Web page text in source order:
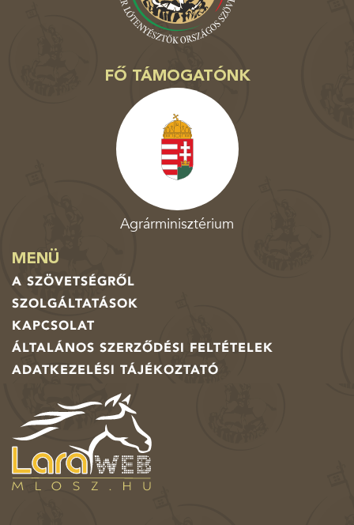
FŐ TÁMOGATÓNK
Agrárminisztérium
MENÜ
A SZÖVETSÉGRŐL
SZOLGÁLTATÁSOK
KAPCSOLAT
ÁLTALÁNOS SZERZŐDÉSI FELTÉTELEK
ADATKEZELÉSI TÁJÉKOZTATÓ